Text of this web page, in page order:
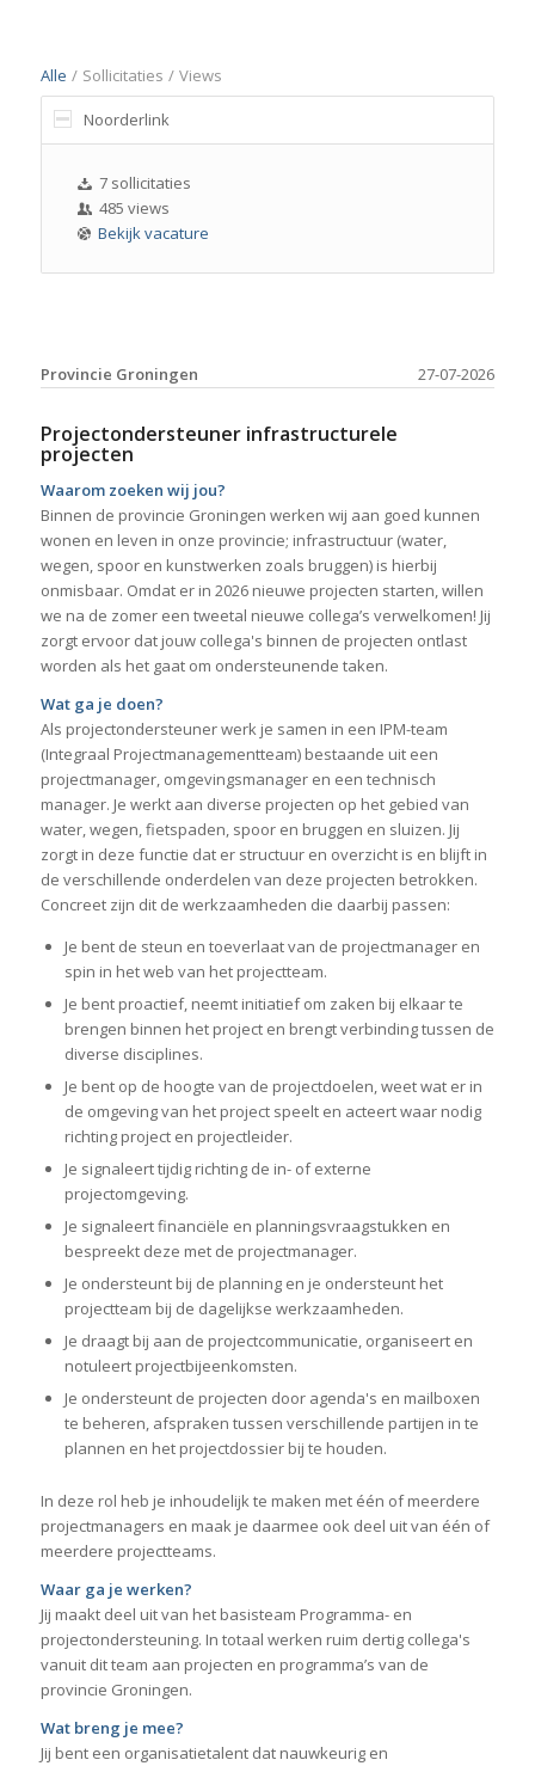
Alle / Sollicitaties / Views
Noorderlink
7 sollicitaties
485 views
Bekijk vacature
27-07-2026
Provincie Groningen
Projectondersteuner infrastructurele
projecten
Waarom zoeken wij jou?
Binnen de provincie Groningen werken wij aan goed kunnen
wonen en leven in onze provincie; infrastructuur (water,
wegen, spoor en kunstwerken zoals bruggen) is hierbij
onmisbaar. Omdat er in 2026 nieuwe projecten starten, willen
we na de zomer een tweetal nieuwe collega’s verwelkomen! Jij
zorgt ervoor dat jouw collega's binnen de projecten ontlast
worden als het gaat om ondersteunende taken.
Wat ga je doen?
Als projectondersteuner werk je samen in een IPM-team
(Integraal Projectmanagementteam) bestaande uit een
projectmanager, omgevingsmanager en een technisch
manager. Je werkt aan diverse projecten op het gebied van
water, wegen, fietspaden, spoor en bruggen en sluizen. Jij
zorgt in deze functie dat er structuur en overzicht is en blijft in
de verschillende onderdelen van deze projecten betrokken.
Concreet zijn dit de werkzaamheden die daarbij passen:
Je bent de steun en toeverlaat van de projectmanager en
spin in het web van het projectteam.
Je bent proactief, neemt initiatief om zaken bij elkaar te
brengen binnen het project en brengt verbinding tussen de
diverse disciplines.
Je bent op de hoogte van de projectdoelen, weet wat er in
de omgeving van het project speelt en acteert waar nodig
richting project en projectleider.
Je signaleert tijdig richting de in- of externe
projectomgeving.
Je signaleert financiële en planningsvraagstukken en
bespreekt deze met de projectmanager.
Je ondersteunt bij de planning en je ondersteunt het
projectteam bij de dagelijkse werkzaamheden.
Je draagt bij aan de projectcommunicatie, organiseert en
notuleert projectbijeenkomsten.
Je ondersteunt de projecten door agenda's en mailboxen
te beheren, afspraken tussen verschillende partijen in te
plannen en het projectdossier bij te houden.
In deze rol heb je inhoudelijk te maken met één of meerdere
projectmanagers en maak je daarmee ook deel uit van één of
meerdere projectteams.
Waar ga je werken?
Jij maakt deel uit van het basisteam Programma- en
projectondersteuning. In totaal werken ruim dertig collega's
vanuit dit team aan projecten en programma’s van de
provincie Groningen.
Wat breng je mee?
Jij bent een organisatietalent dat nauwkeurig en